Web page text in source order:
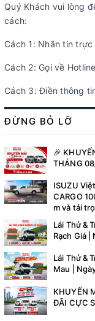
Quý Khách vui lòng
cách:
Cách 1: Nhắn tin
Cách 2: Gọi về
Cách 3: Điền thông
ĐỪNG BỎ LỠ
🎉
THÁNG
ISUZU
CARGO
m và tải
Lái Thử &
Rạch Giá
Lái Thử &
Mau |
KHUYẾN
ĐÃI CỰC